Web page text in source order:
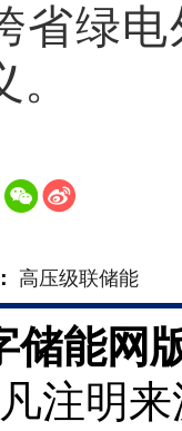
省绿
高压级联储能
储能网
注明